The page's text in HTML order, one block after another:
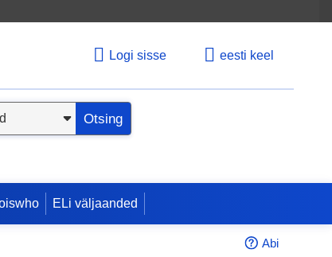
Logi sisse eesti keel
Otsing
ELi väljaanded
Abi